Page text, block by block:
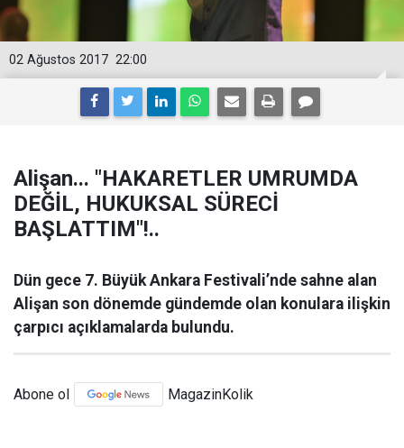
22:00
02 Ağustos 2017
Alişan... "HAKARETLER UMRUMDA
DEĞİL, HUKUKSAL SÜRECİ
BAŞLATTIM"!..
Dün gece 7. Büyük Ankara Festivali’nde sahne alan
Alişan son dönemde gündemde olan konulara ilişkin
çarpıcı açıklamalarda bulundu.
Abone ol MagazinKolik